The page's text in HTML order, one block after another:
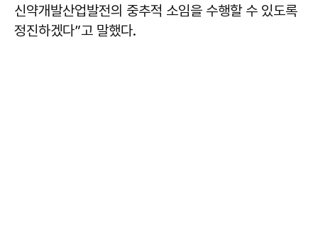
신약개발산업발전의 중추적 소임을 수행할 수 있도록
정진하겠다”고 말했다.